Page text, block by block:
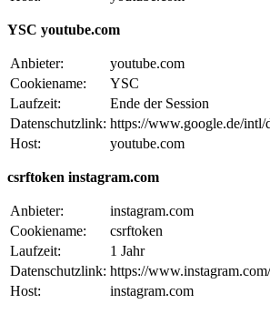
YSC youtube.com
Anbieter:
youtube.com
Cookiename:
YSC
Laufzeit:
Ende der Session
Datenschutzlink: https://www.google.de/intl/
Host:
youtube.com
csrftoken instagram.com
Anbieter:
instagram.com
Cookiename:
csrftoken
Laufzeit:
1 Jahr
Datenschutzlink: https://
Host:
instagram.com